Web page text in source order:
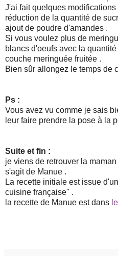
J'ai fait quelques
réduction de la quantité de
ajout de poudre d'amandes .
Si vous voulez plus de
blancs d'oeufs avec la
couche meringuée fruitée .
Bien sûr allongez le temps de
Ps :
Vous avez vu comme je sais
leur faire prendre la pose à la
Suite et fin :
je viens de retrouver la
s'agit de Manue .
La recette initiale est issue
cuisine française" .
la recette de Manue est dans